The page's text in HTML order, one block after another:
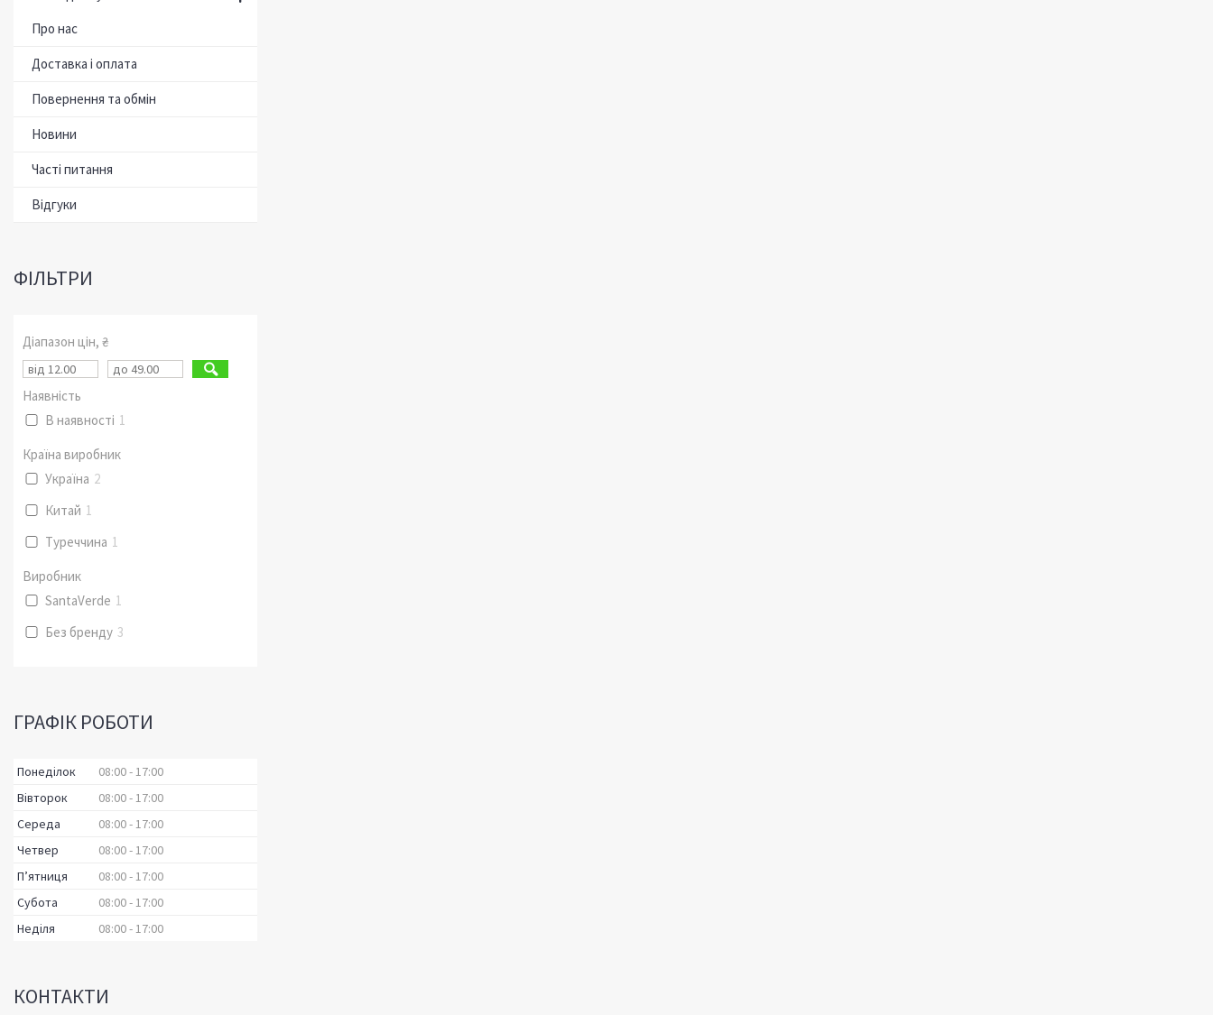
Про нас
Доставка і оплата
Повернення та обмін
Новини
Часті питання
Відгуки
ФІЛЬТРИ
Діапазон цін, ₴
Наявність
В наявності 1
Країна виробник
Україна 2
Китай 1
Туреччина 1
Виробник
SantaVerde 1
Без бренду 3
ГРАФІК РОБОТИ
Понеділок 08:00 17:00
Вівторок
08:00 17:00
Середа
08:00 17:00
Четвер
08:00 17:00
Пʼятниця
08:00 17:00
Субота
08:00 17:00
Неділя
08:00 17:00
КОНТАКТИ